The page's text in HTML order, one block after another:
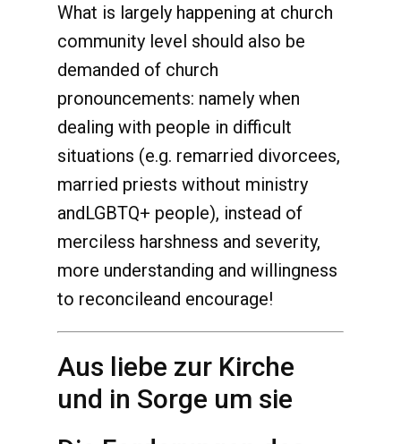
What is largely happening at church
community level should also be
demanded of church
pronouncements: namely when
dealing with people in difficult
situations (e.g. remarried divorcees,
married priests without ministry
andLGBTQ+ people), instead of
merciless harshness and severity,
more understanding and willingness
to reconcileand encourage!
Aus liebe zur Kirche
und in Sorge um sie